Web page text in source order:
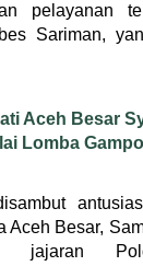
pelayanan
Sariman,
Aceh Besar
Lomba
Aceh Besar,
jajaran